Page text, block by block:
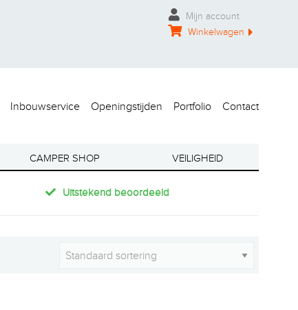
Mijn account
Winkelwagen
Inbouwservice Openingstijden Portfolio Contact
CAMPER SHOP VEILIGHEID
Uitstekend beoordeeld